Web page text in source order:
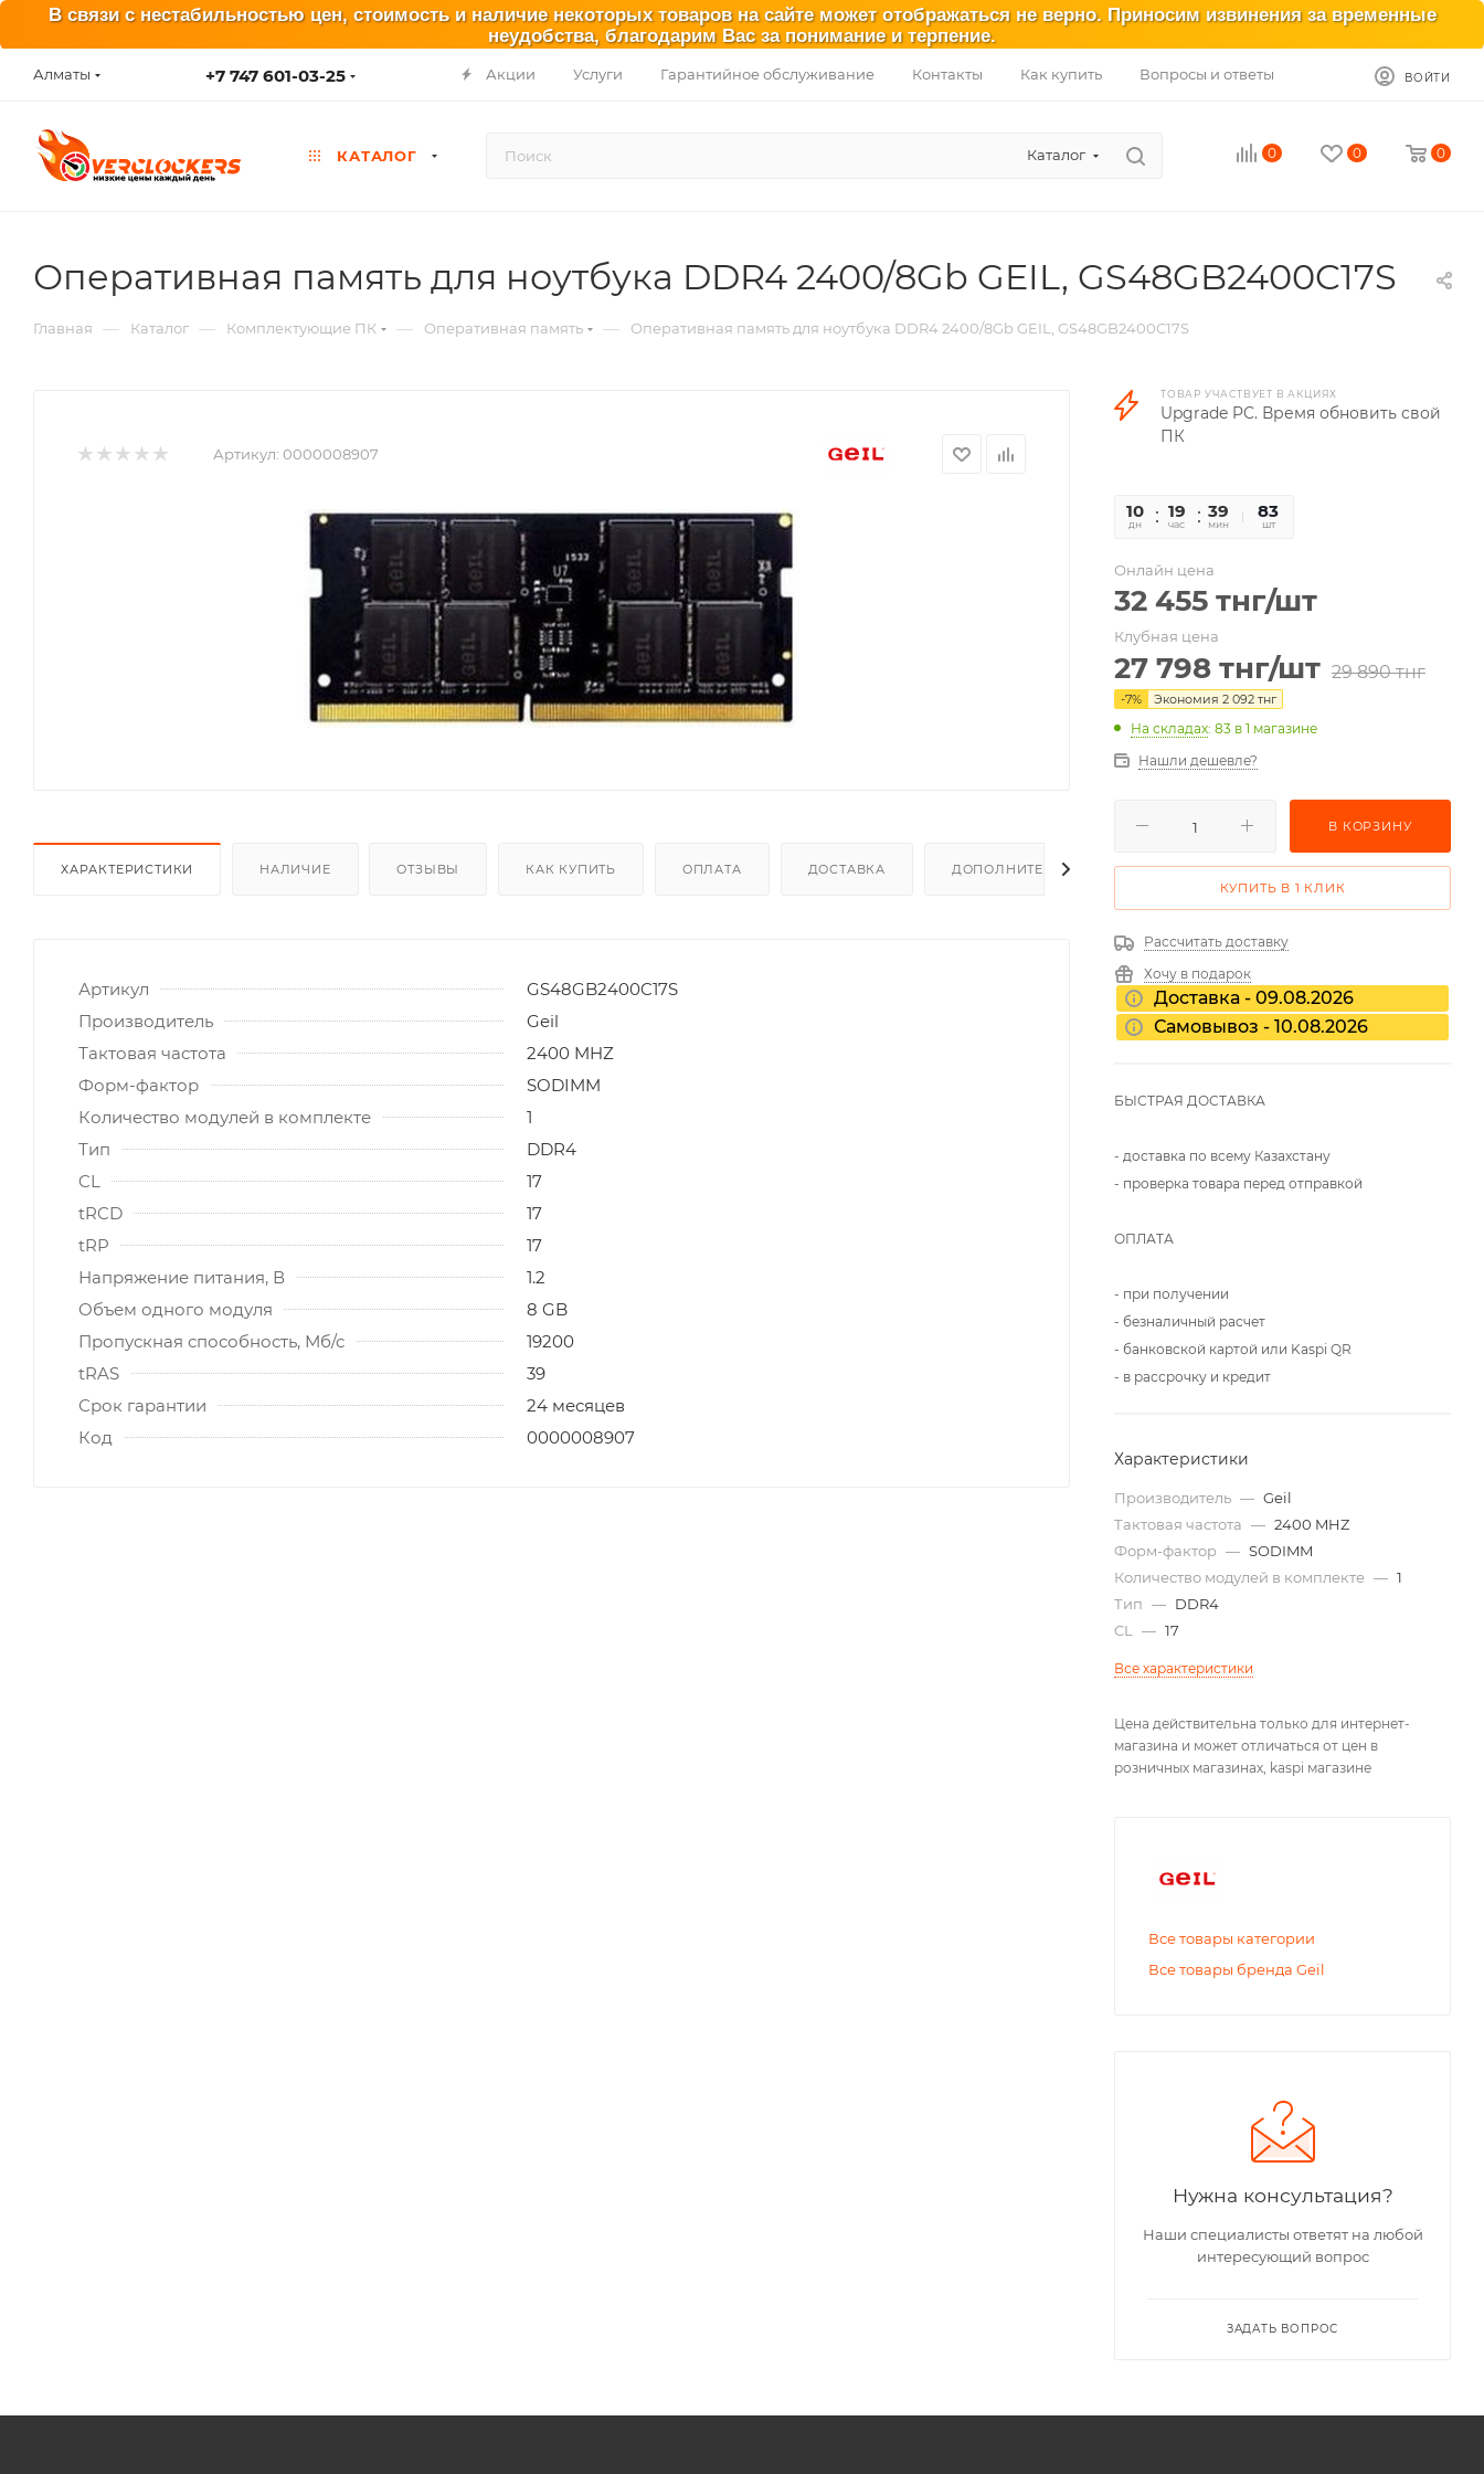
В связи с нестабильностью цен, стоимость и наличие некоторых товаров на сайте может отображаться не верно. Приносим извинения за временные
неудобства, благодарим Вас за понимание и терпение.
Алматы +7 747 601-03-25 Акции Услуги Гарантийное обслуживание Контакты Как купить Вопросы и ответы ВОЙТИ
КАТАЛОГ Каталог 0 0 0
Оперативная память для ноутбука DDR4 2400/8Gb GEIL, GS48GB2400C17S
Главная — Каталог — Комплектующие ПК — Оперативная память — Оперативная память для ноутбука DDR4 2400/8Gb GEIL, GS48GB2400C17S
Артикул: 0000008907
ХАРАКТЕРИСТИКИ НАЛИЧИЕ ОТЗЫВЫ КАК КУПИТЬ ОПЛАТА ДОСТАВКА ДОПОЛНИТЕЛЬНО
Артикул
GS48GB2400C17S
Производитель
Geil
Тактовая частота
2400 MHZ
Форм-фактор
SODIMM
Количество модулей в комплекте
1
Тип
DDR4
CL
17
tRCD
17
tRP
17
Напряжение питания, В
1.2
Объем одного модуля
8 GB
Пропускная способность, Мб/с
19200
tRAS
39
Срок гарантии
24 месяцев
Код
0000008907
ТОВАР УЧАСТВУЕТ В АКЦИЯХ
Upgrade PC. Время обновить свой
ПК
10
дн
19
час
39
мин
28
сек
83
шт
Онлайн цена
32 455 тнг/шт
Клубная цена
27 798 тнг/шт 29 890тнг
-7% Экономия 2 092 тнг
На складах: 83 в 1 магазине
Нашли дешевле?
В КОРЗИНУ
КУПИТЬ В 1 КЛИК
Рассчитать доставку
Хочу в подарок
Доставка - 09.08.2026
Самовывоз - 10.08.2026
БЫСТРАЯ ДОСТАВКА
- доставка по всему Казахстану
- проверка товара перед отправкой
ОПЛАТА
- при получении
- безналичный расчет
- банковской картой или Kaspi QR
- в рассрочку и кредит
Характеристики
Производитель — Geil
Тактовая частота — 2400 MHZ
Форм-фактор — SODIMM
Количество модулей в комплекте — 1
Тип — DDR4
CL
— 17
Все характеристики
Цена действительна только для интернет-
магазина и может отличаться от цен в
розничных магазинах, kaspi магазине
Все товары категории
Все товары бренда Geil
Нужна консультация?
Наши специалисты ответят на любой
интересующий вопрос
ЗАДАТЬ ВОПРОС